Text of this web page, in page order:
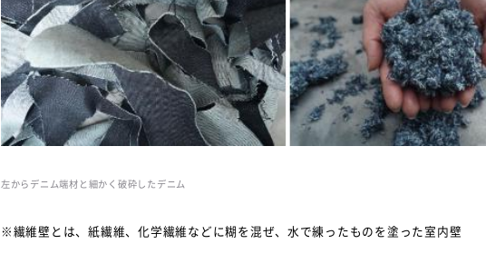
左からデニム端材と細かく破砕したデニム
※繊維壁とは、紙繊維、化学繊維などに糊を混ぜ、水で練ったものを塗った室内壁